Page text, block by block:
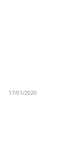
17/01/2020